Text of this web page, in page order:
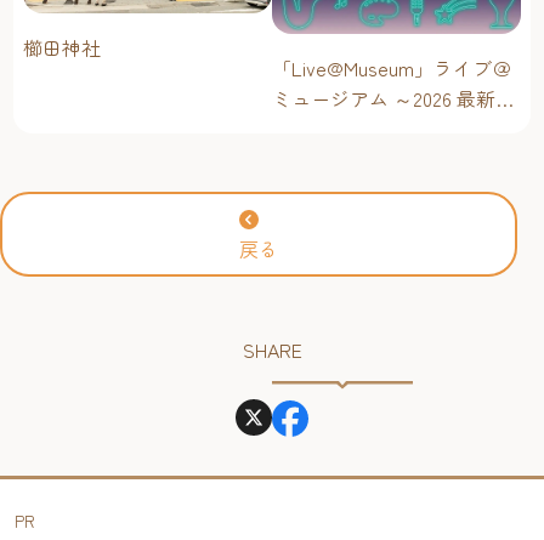
櫛田神社
「Live@Museum」ライブ＠
ミュージアム ～2026 最新イ
戻る
SHARE
PR